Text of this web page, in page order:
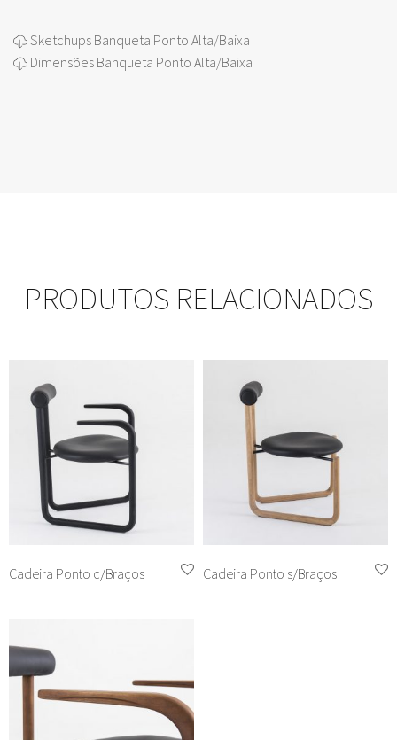
Sketchups Banqueta Ponto Alta/Baixa
Dimensões Banqueta Ponto Alta/Baixa
PRODUTOS RELACIONADOS
Cadeira Ponto c/Braços Cadeira Ponto s/Braços